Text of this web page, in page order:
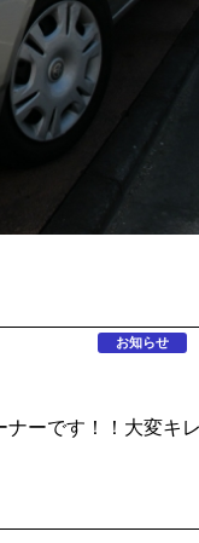
お知らせ
ーです！！大変キ